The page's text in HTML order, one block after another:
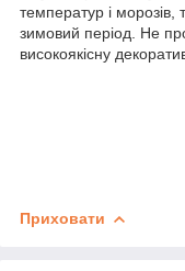
температур і морозів,
зимовий період. Не
високоякісну
Приховати